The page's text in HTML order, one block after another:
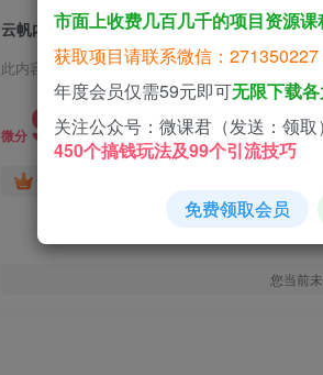
云帆内部直播课·小红书笔记引流，手把手从0-
此内容为付费阅读，请付费后查看
微分 9.9
黄金会员
您当前
市面上收费几百几千的项目资源课
获取项目请联系微信：271350227
年度会员仅需59元即可无限下载
关注公众号：微课君（发送：领取）
450个搞钱玩法及99个引流技巧
免费领取会员